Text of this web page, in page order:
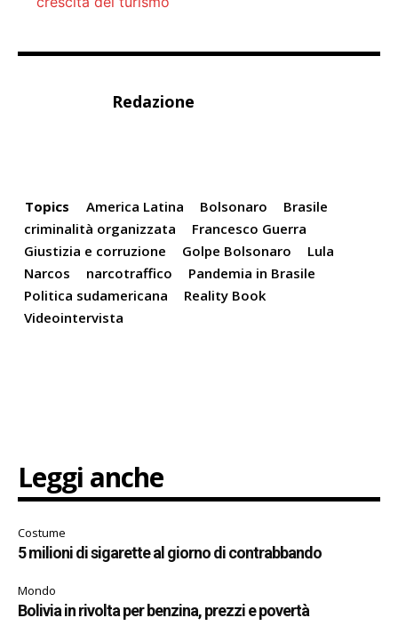
Redazione
Topics America Latina Bolsonaro
Brasile
criminalità organizzata
Francesco Guerra
Giustizia e corruzione
Golpe Bolsonaro
Lula
Narcos
narcotraffico
Pandemia in Brasile
Politica sudamericana
Reality Book
Videointervista
Leggi anche
Costume
5 milioni di sigarette al giorno di contrabbando
Mondo
Bolivia in rivolta per benzina, prezzi e povertà